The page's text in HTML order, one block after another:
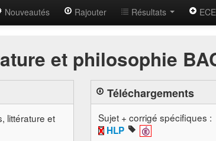
Nouveautés Rajouter Résultats
et philosophie
littérature et
Téléchargements
Sujet + corrigé spécifiques :
HLP